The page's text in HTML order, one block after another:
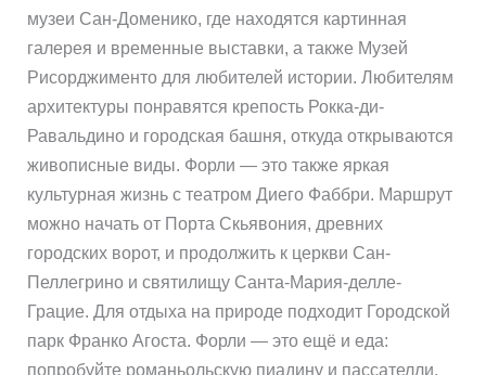
музеи Сан-Доменико, где находятся картинная
галерея и временные выставки, а также Музей
Рисорджименто для любителей истории. Любителям
архитектуры понравятся крепость Рокка-ди-
Равальдино и городская башня, откуда открываются
живописные виды. Форли — это также яркая
культурная жизнь с театром Диего Фаббри. Маршрут
можно начать от Порта Скьявония, древних
городских ворот, и продолжить к церкви Сан-
Пеллегрино и святилищу Санта-Мария-делле-
Грацие. Для отдыха на природе подходит Городской
парк Франко Агоста. Форли — это ещё и еда:
попробуйте романьольскую пиадину и пассателли.